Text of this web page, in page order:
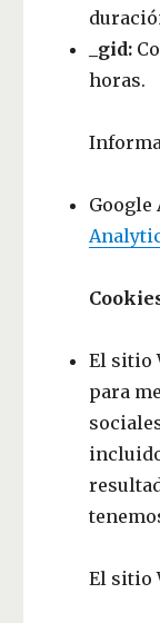
_gid:
horas.
El sitio
para
El sitio